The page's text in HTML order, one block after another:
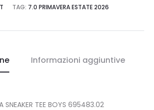
TAG: 7.0 PRIMAVERA ESTATE 2026
Informazioni aggiuntive
SNEAKER TEE BOYS 695483.02